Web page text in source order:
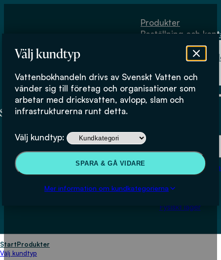
Välj kundtyp
Vattenbokhandeln drivs av Svenskt Vatten och
vänder sig till företag och organisationer som
arbetar med dricksvatten, avlopp, slam och
infrastrukturerna runt detta.
Välj kundtyp:
SPARA & GÅ VIDARE
Mer information om kundkategorierna
Produkter
Beställning och
Fysiskt lager
Beställning och kontakt
Om
Köpvillkor
Fysiskt lager
StartProdukter
Välj kundtyp